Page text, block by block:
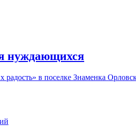
нуждающихся
в поселке Знаменка